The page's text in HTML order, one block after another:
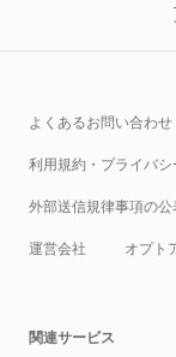
よくあるお問い合わ
利用規約・プライバ
外部送信規律事項の
運営会社 オプト
関連サービス